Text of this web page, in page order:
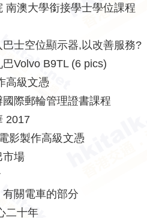
南澳大學銜接學士學位課程
士空位顯示器,以改善服務?
Volvo B9TL (6 pics)
高級文憑
際郵輪管理證書課程
2017
影製作高級文憑
市場
有關電車的部分
二十年